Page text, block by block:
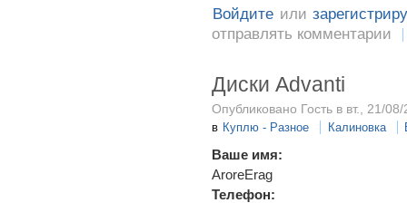
Войдите или
отправлять комментарии
Диски Advanti
Опубликовано Гость в вт., 21/
в Куплю - Разное Калиновка
Ваше имя:
AroreErag
Телефон: